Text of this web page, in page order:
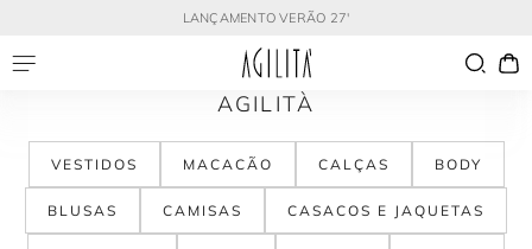
LANÇAMENTO VERÃO 27'
AGILITÀ
VESTIDOS MACACÃO CALÇAS BODY
BLUSAS CAMISAS CASACOS E JAQUETAS